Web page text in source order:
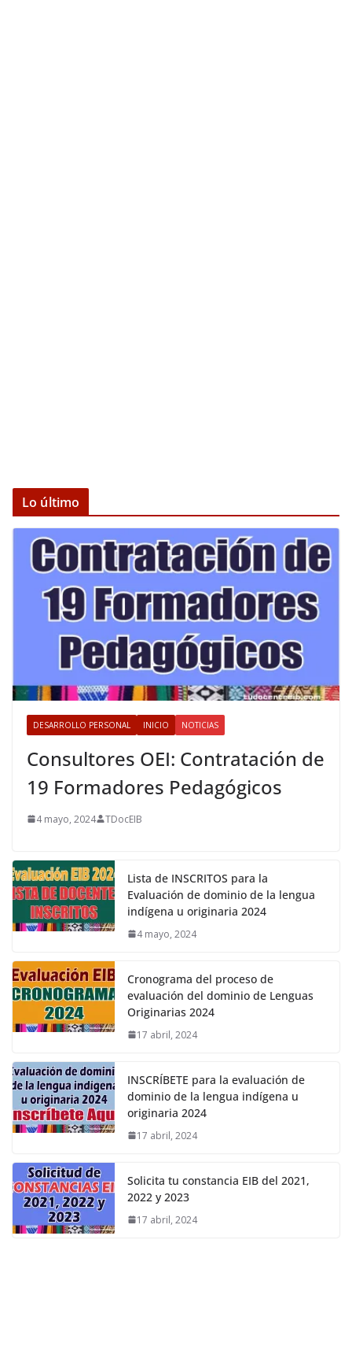
Lo último
DESARROLLO PERSONAL INICIO NOTICIAS
Consultores OEI: Contratación de
19 Formadores Pedagógicos
4 mayo, 2024 TDocEIB
Lista de INSCRITOS para la
Evaluación de dominio de la lengua
indígena u originaria 2024
4 mayo, 2024
Cronograma del proceso de
evaluación del dominio de Lenguas
Originarias 2024
17 abril, 2024
INSCRÍBETE para la evaluación de
dominio de la lengua indígena u
originaria 2024
17 abril, 2024
Solicita tu constancia EIB del 2021,
2022 y 2023
17 abril, 2024